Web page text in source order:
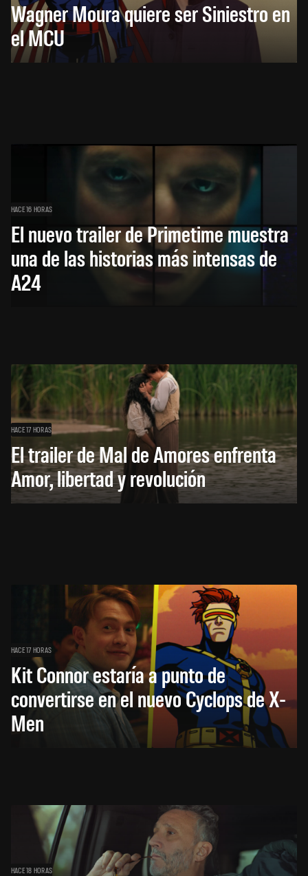
Wagner Moura quiere ser Siniestro en
el MCU
HACE 16 HORAS
El nuevo trailer de Primetime muestra
una de las historias más intensas de
A24
HACE 17 HORAS
El trailer de Mal de Amores enfrenta
Amor, libertad y revolución
HACE 17 HORAS
Kit Connor estaría a punto de
convertirse en el nuevo Cyclops de X-
Men
HACE 18 HORAS